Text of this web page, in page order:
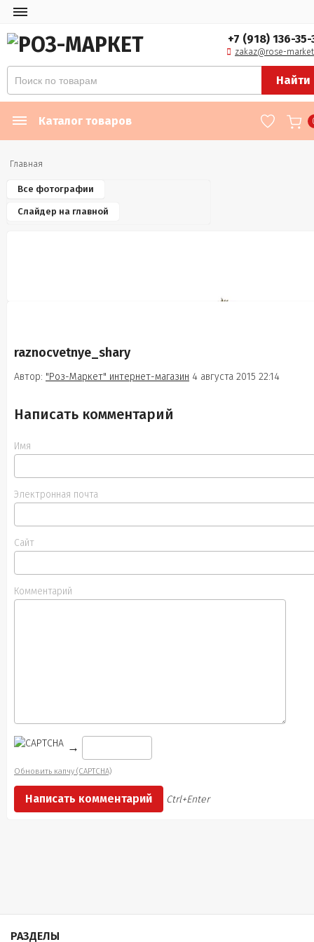
+7 (918) 136-35-
zakaz@rose-
Найти
Каталог товаров
Главная
Все фотографии
Слайдер на главной
raznocvetnye_shary
Автор: "Роз-Маркет" интернет-магазин 4 августа 2015 22:14
Написать комментарий
Имя
Электронная почта
Сайт
Комментарий
→
Обновить капчу (CAPTCHA)
Ctrl+Enter
РАЗДЕЛЫ